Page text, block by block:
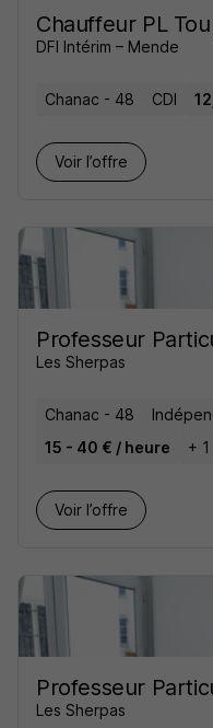
Chauffeur PL
DFI Intérim – Mende
Chanac - 48 CDI
Voir l’offre
Professeur
Les Sherpas
Chanac - 48
15 - 40 € / heure
+ 1
Voir l’offre
Professeur
Les Sherpas